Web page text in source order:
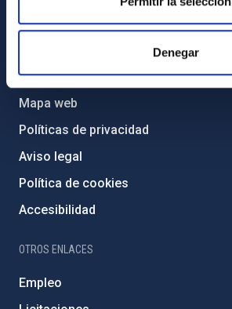
Denegar
Programa Severo Ochoa
Amigos del IAC
Mapa web
Políticas de privacidad
Aviso legal
Política de cookies
Accesibilidad
OTROS ENLACES
Empleo